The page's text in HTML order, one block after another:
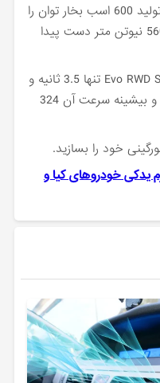
قابلیت تولید 600 اسب بخار توان را
دارد و می تواند به بیشینه گشتاور 560 نیوتن متر دست پیدا
و بیشینه سرعت آن 324
خود را بسازید.
یدکی خودروهای کیا و